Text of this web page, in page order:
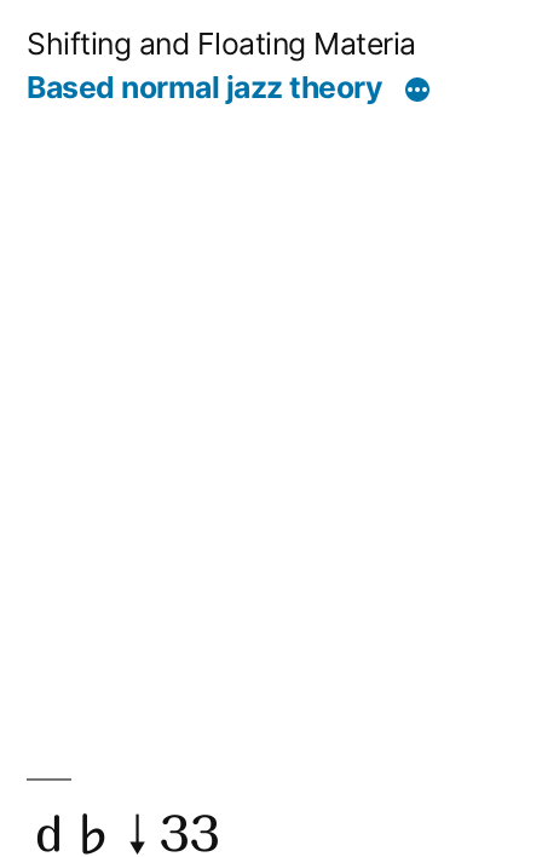
Shifting and Floating Materia
Based normal jazz theory
ｄ♭↓33